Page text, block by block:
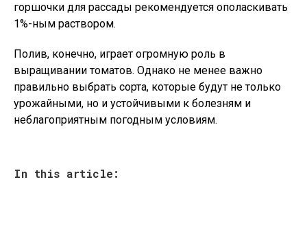
горшочки для рассады рекомендуется ополаскивать
1%-ным раствором.
Полив, конечно, играет огромную роль в
выращивании томатов. Однако не менее важно
правильно выбрать сорта, которые будут не только
урожайными, но и устойчивыми к болезням и
неблагоприятным погодным условиям.
In this article: